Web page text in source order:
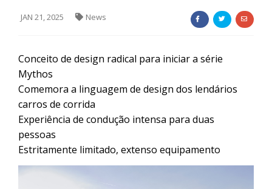
MEDIA
JAN 21, 2025 News
Conceito de design radical para iniciar a série
Mythos
Comemora a linguagem de design dos lendários
carros de corrida
Experiência de condução intensa para duas
pessoas
Estritamente limitado, extenso equipamento